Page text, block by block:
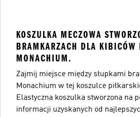
KOSZULKA MECZOWA
BRAMKARZACH DLA KIBICÓW
MONACHIUM.
Zajmij miejsce między słupkami
Monachium w tej koszulce
Elastyczna koszulka stworzona na
informacji uzyskanych od